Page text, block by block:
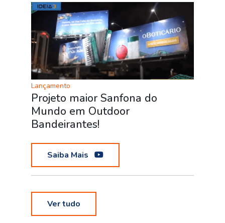
Lançamento
Projeto maior Sanfona do
Mundo em Outdoor
Bandeirantes!
Saiba Mais
Ver tudo